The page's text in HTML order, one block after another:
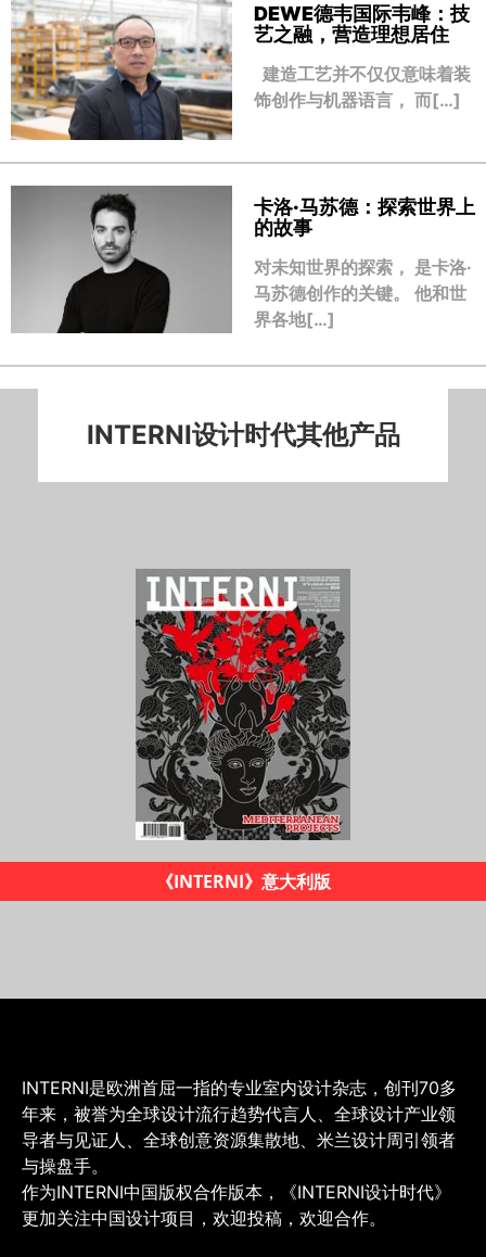
DEWE德韦国际韦峰：技
艺之融，营造理想居住
建造工艺并不仅仅意味着装
饰创作与机器语言， 而[…]
卡洛·马苏德：探索世界上
的故事
对未知世界的探索， 是卡洛·
马苏德创作的关键。 他和世
界各地[…]
INTERNI设计时代其他产品
《INTERNI设计时代》杂志
INTERNI是欧洲首屈一指的专业室内设计杂志，创刊70多
年来，被誉为全球设计流行趋势代言人、全球设计产业领
导者与见证人、全球创意资源集散地、米兰设计周引领者
与操盘手。
作为INTERNI中国版权合作版本，《INTERNI设计时代》
更加关注中国设计项目，欢迎投稿，欢迎合作。